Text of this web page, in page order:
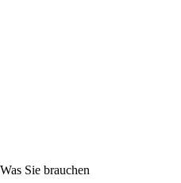
Was Sie brauchen